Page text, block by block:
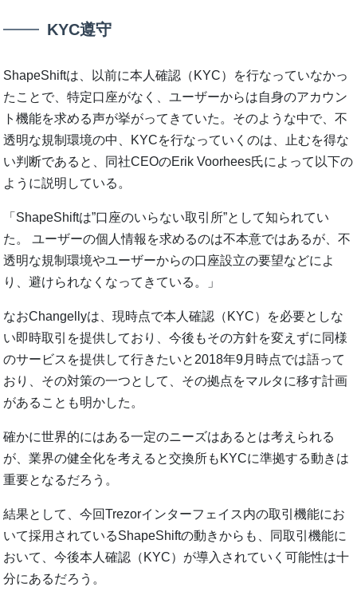
KYC遵守
ShapeShiftは、以前に本人確認（KYC）を行なっていなかっ
たことで、特定口座がなく、ユーザーからは自身のアカウン
ト機能を求める声が挙がってきていた。そのような中で、不
透明な規制環境の中、KYCを行なっていくのは、止むを得な
い判断であると、同社CEOのErik Voorhees氏によって以下の
ように説明している。
「ShapeShiftは”口座のいらない取引所”として知られてい
た。 ユーザーの個人情報を求めるのは不本意ではあるが、不
透明な規制環境やユーザーからの口座設立の要望などによ
り、避けられなくなってきている。」
なおChangellyは、現時点で本人確認（KYC）を必要としな
い即時取引を提供しており、今後もその方針を変えずに同様
のサービスを提供して行きたいと2018年9月時点では語って
おり、その対策の一つとして、その拠点をマルタに移す計画
があることも明かした。
確かに世界的にはある一定のニーズはあるとは考えられる
が、業界の健全化を考えると交換所もKYCに準拠する動きは
重要となるだろう。
結果として、今回Trezorインターフェイス内の取引機能にお
いて採用されているShapeShiftの動きからも、同取引機能に
おいて、今後本人確認（KYC）が導入されていく可能性は十
分にあるだろう。